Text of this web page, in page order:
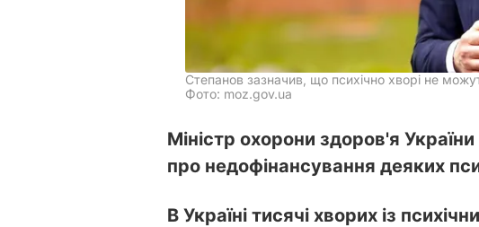
Степанов зазначив, що психічно хворі не
Фото: moz.gov.ua
Міністр охорони здоров'я
про недофінансування деяких
В Україні тисячі хворих із